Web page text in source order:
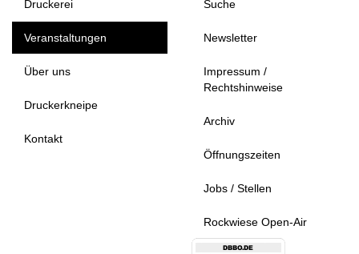
Druckerei
Veranstaltungen
Über uns
Druckerkneipe
Kontakt
Suche
Newsletter
Impressum /
Rechtshinweise
Archiv
Öffnungszeiten
Jobs / Stellen
Rockwiese Open-Air